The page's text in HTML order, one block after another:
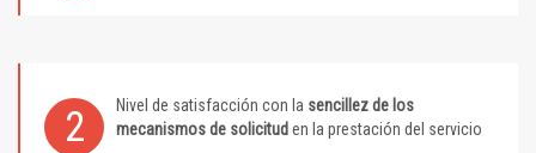
2 Nivel de satisfacción con la sencillez de los
mecanismos de solicitud en la prestación del servicio